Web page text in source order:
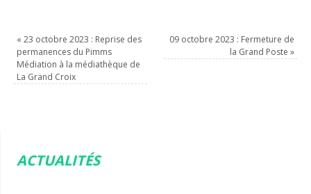
« 23 octobre 2023 : Reprise des
permanences du Pimms
Médiation à la médiathèque de
La Grand Croix
09 octobre 2023 : Fermeture de
la Grand Poste »
ACTUALITÉS